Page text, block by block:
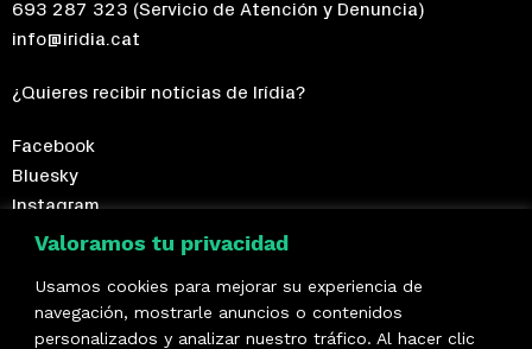
Valoramos tu privacidad
Usamos cookies para mejorar su experiencia de
navegación, mostrarle anuncios o contenidos
personalizados y analizar nuestro tráfico. Al hacer clic
693 287 323 (Servicio de Atención y Denuncia)
info@iridia.cat
¿Quieres recibir notícias de Irídia?
Facebook
Bluesky
Instagram
Telegram
¡Hazte socio/a!